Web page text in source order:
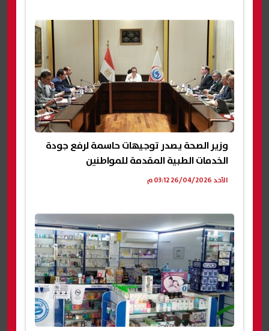
وزير الصحة يصدر توجيهات حاسمة لرفع جودة
الخدمات الطبية المقدمة للمواطنين
الأحد 26/04/2026 03:12 م